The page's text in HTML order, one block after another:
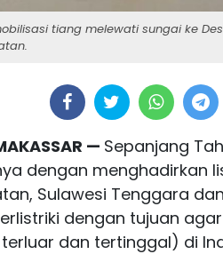
tiang melewati sungai ke
— Sepanjang
dengan menghadirkan
Sulawesi Tenggara
dengan tujuan
dan tertinggal) di